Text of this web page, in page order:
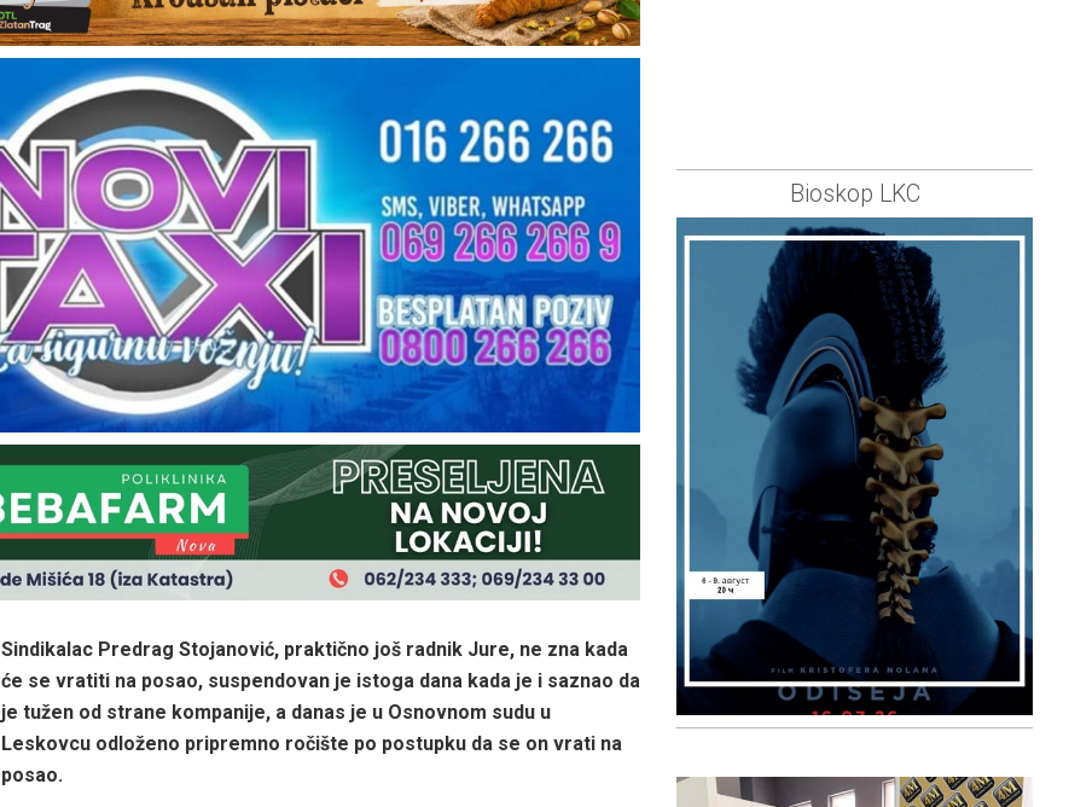
Sindikalac Predrag Stojanović, praktično još radnik Jure, ne zna kada
će se vratiti na posao, suspendovan je istoga dana kada je i saznao da
je tužen od strane kompanije, a danas je u Osnovnom sudu u
Leskovcu odloženo pripremno ročište po postupku da se on vrati na
posao.
Bioskop LKC